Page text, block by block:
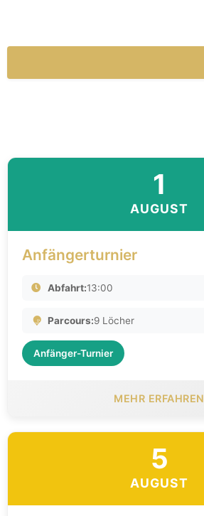
1
AUGUST
Anfängerturnier
Abfahrt:13:00
Parcours:9 Löcher
Anfänger-Turnier
MEHR ERFAHREN
5
AUGUST